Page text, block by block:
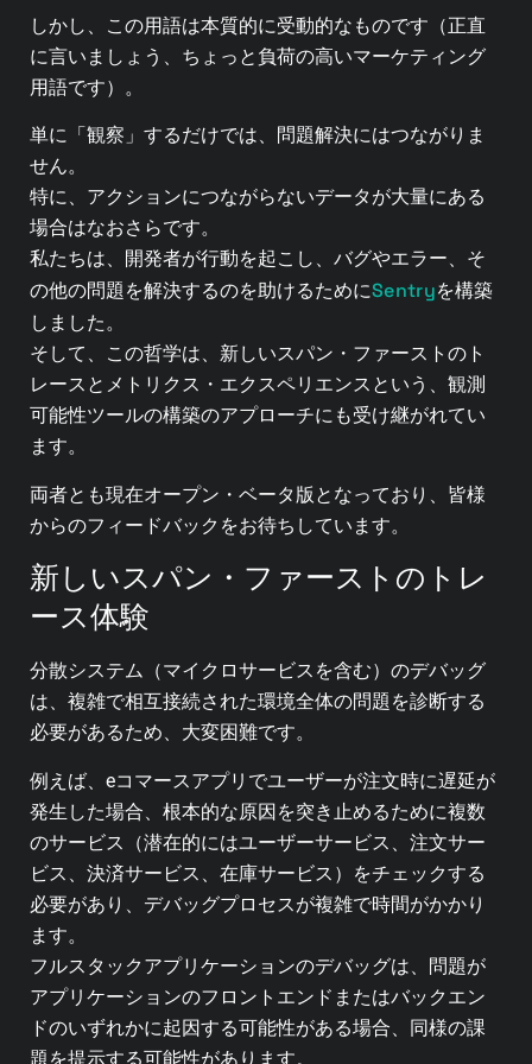
しかし、この用語は本質的に受動的なものです（正直
に言いましょう、ちょっと負荷の高いマーケティング
用語です）。
単に「観察」するだけでは、問題解決にはつながりま
せん。
特に、アクションにつながらないデータが大量にある
場合はなおさらです。
私たちは、開発者が行動を起こし、バグやエラー、そ
の他の問題を解決するのを助けるためにSentryを構築
しました。
そして、この哲学は、新しいスパン・ファーストのト
レースとメトリクス・エクスペリエンスという、観測
可能性ツールの構築のアプローチにも受け継がれてい
ます。
両者とも現在オープン・ベータ版となっており、皆様
からのフィードバックをお待ちしています。
新しいスパン・ファーストのトレ
ース体験
分散システム（マイクロサービスを含む）のデバッグ
は、複雑で相互接続された環境全体の問題を診断する
必要があるため、大変困難です。
例えば、eコマースアプリでユーザーが注文時に遅延が
発生した場合、根本的な原因を突き止めるために複数
のサービス（潜在的にはユーザーサービス、注文サー
ビス、決済サービス、在庫サービス）をチェックする
必要があり、デバッグプロセスが複雑で時間がかかり
ます。
フルスタックアプリケーションのデバッグは、問題が
アプリケーションのフロントエンドまたはバックエン
ドのいずれかに起因する可能性がある場合、同様の課
題を提示する可能性があります。